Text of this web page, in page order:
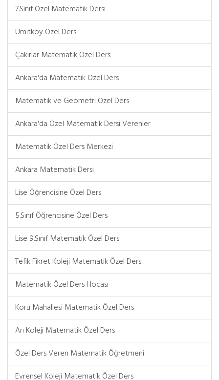
7.Sınıf Özel Matematik Dersi
Ümitköy Özel Ders
Çakırlar Matematik Özel Ders
Ankara'da Matematik Özel Ders
Matematik ve Geometri Özel Ders
Ankara'da Özel Matematik Dersi Verenler
Matematik Özel Ders Merkezi
Ankara Matematik Dersi
Lise Öğrencisine Özel Ders
5.Sınıf Öğrencisine Özel Ders
Lise 9.Sınıf Matematik Özel Ders
Tefik Fikret Koleji Matematik Özel Ders
Matematik Özel Ders Hocası
Koru Mahallesi Matematik Özel Ders
Arı Koleji Matematik Özel Ders
Özel Ders Veren Matematik Öğretmeni
Evrensel Koleji Matematik Özel Ders